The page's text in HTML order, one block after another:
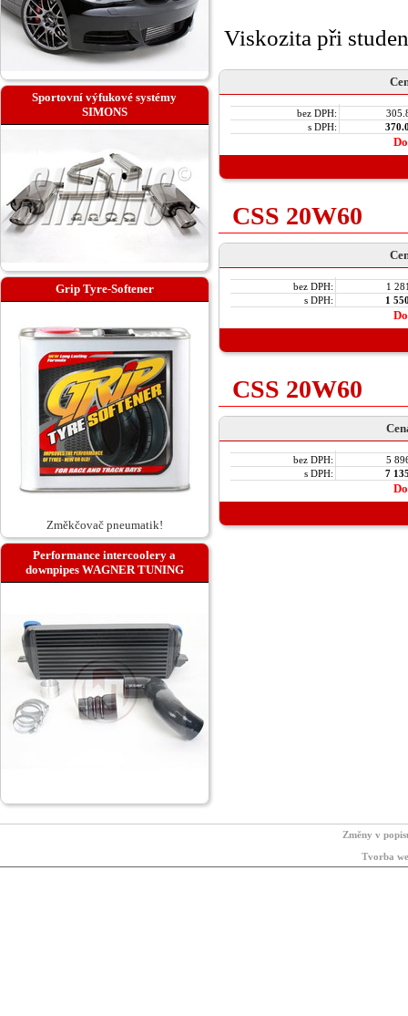
Viskozita při
bez DPH:
s DPH:
CSS 20W60
bez DPH:
1
s DPH:
1
CSS 20W60
bez DPH:
5
s DPH:
7
Sportovní výfukové systémy
SIMONS
Grip Tyre-Softener
Změkčovač pneumatik!
Performance intercoolery a
downpipes WAGNER TUNING
Změny v
Tvorba